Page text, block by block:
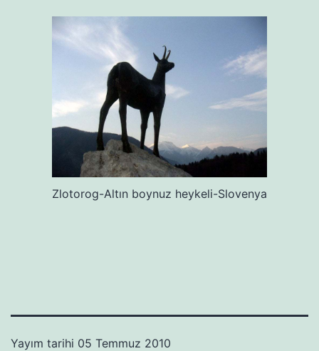
Zlotorog-Altın boynuz heykeli-Slovenya
Yayım tarihi 05 Temmuz 2010